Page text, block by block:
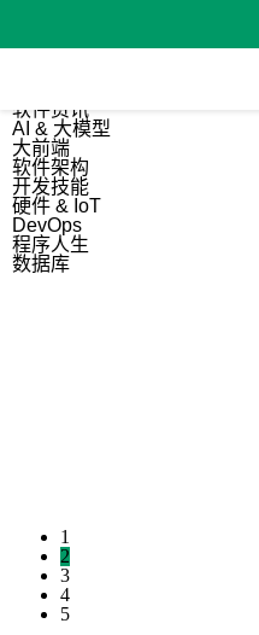
软件资讯
AI & 大模型
大前端
软件架构
开发技能
硬件 & IoT
DevOps
程序人生
数据库
1
2
3
4
5